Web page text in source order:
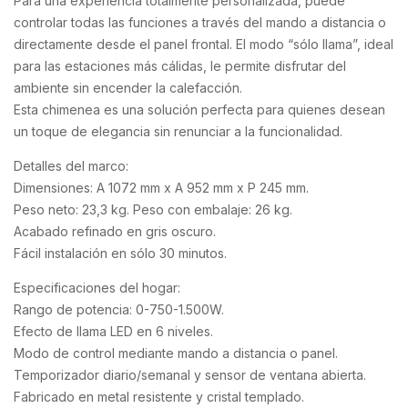
controlar todas las funciones a través del mando a distancia o
directamente desde el panel frontal. El modo “sólo llama”, ideal
para las estaciones más cálidas, le permite disfrutar del
ambiente sin encender la calefacción.
Esta chimenea es una solución perfecta para quienes desean
un toque de elegancia sin renunciar a la funcionalidad.
Detalles del marco:
Dimensiones: A 1072 mm x A 952 mm x P 245 mm.
Peso neto: 23,3 kg. Peso con embalaje: 26 kg.
Acabado refinado en gris oscuro.
Fácil instalación en sólo 30 minutos.
Especificaciones del hogar:
Rango de potencia: 0-750-1.500W.
Efecto de llama LED en 6 niveles.
Modo de control mediante mando a distancia o panel.
Temporizador diario/semanal y sensor de ventana abierta.
Fabricado en metal resistente y cristal templado.